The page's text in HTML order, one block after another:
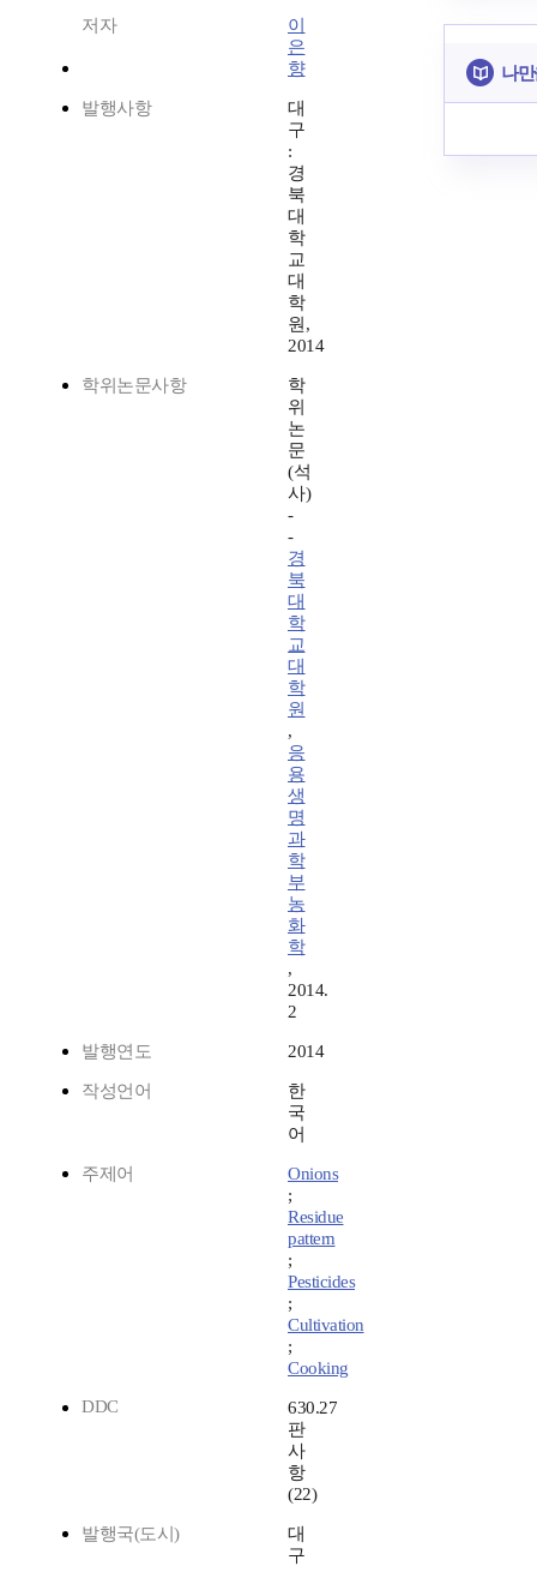
저자
이
은
향
발행사항
대
구
:
경
북
대
학
교
대
학
원,
2014
학위논문사항
학
위
논
문
(석
사)
-
-
경
북
대
학
교
대
학
원
,
응
용
생
명
과
학
부
농
화
학
,
2014.
2
발행연도 2014
작성언어
한
국
어
주제어
Onions
;
Residue
pattern
;
Pesticides
;
Cultivation
;
Cooking
DDC
630.27
판
사
항
(22)
발행국(도시)
대
구
나